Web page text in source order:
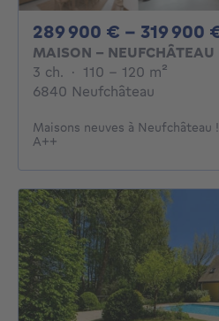
289 900 € - 319 900
MAISON - NEUFCHÂTEAU
3 ch. 3 chambres
· 110 - 120 m²
6840 Neufchâteau
Maisons neuves à Neufchâteau
A++